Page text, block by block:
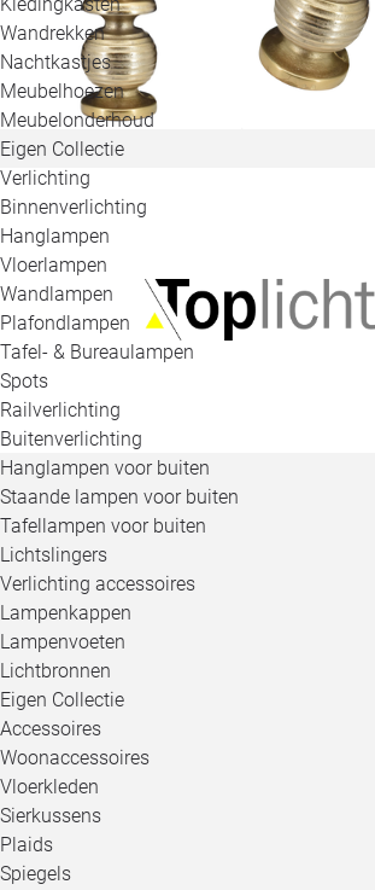
Wandrekken
Nachtkastjes
Meubelhoezen
Meubelonderhoud
Eigen Collectie
Verlichting
Binnenverlichting
Hanglampen
Vloerlampen
Wandlampen
Plafondlampen
Tafel- & Bureaulampen
Spots
Railverlichting
Buitenverlichting
Hanglampen voor buiten
Staande lampen voor buiten
Tafellampen voor buiten
Lichtslingers
Verlichting accessoires
Lampenkappen
Lampenvoeten
Lichtbronnen
Eigen Collectie
Accessoires
Woonaccessoires
Vloerkleden
Sierkussens
Plaids
Spiegels